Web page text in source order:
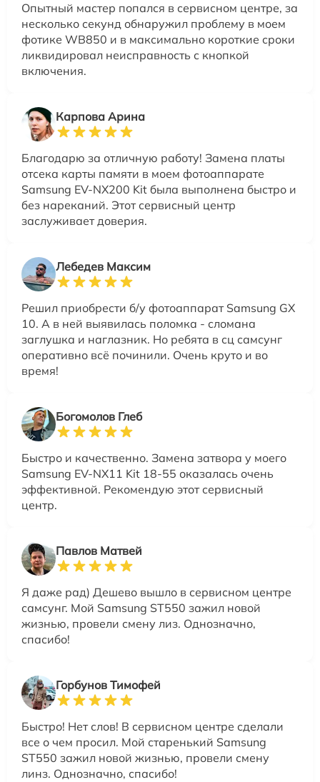
Опытный мастер попался в сервисном центре, за
несколько секунд обнаружил проблему в моем
фотике WB850 и в максимально короткие сроки
ликвидировал неисправность с кнопкой
включения.
Карпова Арина
Благодарю за отличную работу! Замена платы
отсека карты памяти в моем фотоаппарате
Samsung EV-NX200 Kit была выполнена быстро и
без нареканий. Этот сервисный центр
заслуживает доверия.
Лебедев Максим
Решил приобрести б/у фотоаппарат Samsung GX
10. А в ней выявилась поломка - сломана
заглушка и наглазник. Но ребята в сц самсунг
оперативно всё починили. Очень круто и во
время!
Богомолов Глеб
Быстро и качественно. Замена затвора у моего
Samsung EV-NX11 Kit 18-55 оказалась очень
эффективной. Рекомендую этот сервисный
центр.
Павлов Матвей
Я даже рад) Дешево вышло в сервисном центре
самсунг. Мой Samsung ST550 зажил новой
жизнью, провели смену лиз. Однозначно,
спасибо!
Горбунов Тимофей
Быстро! Нет слов! В сервисном центре сделали
все о чем просил. Мой старенький Samsung
ST550 зажил новой жизнью, провели смену
линз. Однозначно, спасибо!